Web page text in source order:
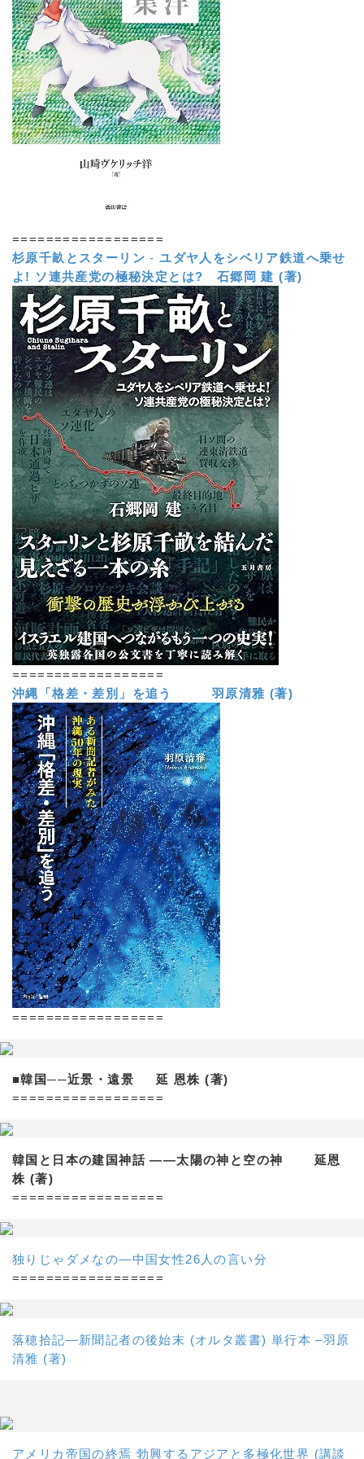
==================
杉原千畝とスターリン -ユダヤ人をシベリア鉄道へ乗せ
よ! ソ連共産党の極秘決定とは?
石郷岡 建 (著)
==================
沖縄「格差・差別」を追う 羽原清雅 (著)
==================
■韓国──近景・遠景 延 恩株 (著)
==================
韓国と日本の建国神話 ——太陽の神と空の神 延恩
株 (著)
==================
独りじゃダメなの―中国女性26人の言い分
==================
落穂拾記―新聞記者の後始末 (オルタ叢書) 単行本 –羽原
清雅 (著)
アメリカ帝国の終焉 勃興するアジアと多極化世界 (講談